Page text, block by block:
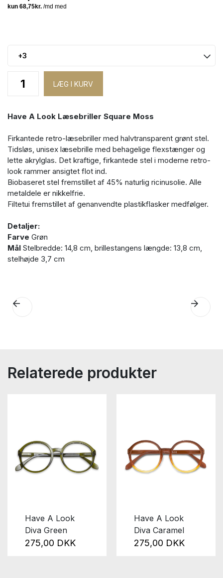
Have A Look Læsebriller Square Moss
Firkantede retro-læsebriller med halvtransparent grønt stel.
Tidsløs, unisex læsebrille med behagelige flexstænger og
lette akrylglas. Det kraftige, firkantede stel i moderne retro-
look rammer ansigtet flot ind.
Biobaseret stel fremstillet af 45% naturlig ricinusolie. Alle
metaldele er nikkelfrie.
Filtetui fremstillet af genanvendte plastikflasker medfølger.
Detaljer:
Farve Grøn
Mål Stelbredde: 14,8 cm, brillestangens længde: 13,8 cm,
stelhøjde 3,7 cm
Relaterede produkter
Have A Look
Diva Green
275,00 DKK
Have A Look
Diva Caramel
275,00 DKK